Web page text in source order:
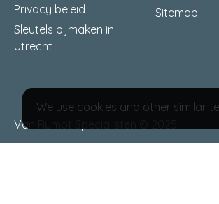
Privacy beleid
Sleutels bijmaken in
Utrecht
Sitemap
Van Rumpt Specialisten © 2025
We use cookies and other similar